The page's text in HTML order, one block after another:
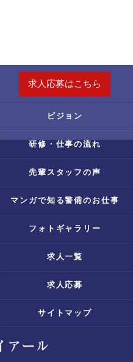
求人応募はこちら
ビジョン
研修・仕事の流れ
先輩スタッフの声
マンガで知る警備のお仕事
フォトギャラリー
求人一覧
求人応募
サイトマップ